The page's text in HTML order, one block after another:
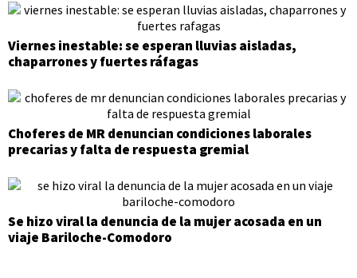
Viernes inestable: se esperan lluvias aisladas,
chaparrones y fuertes ráfagas
Choferes de MR denuncian condiciones laborales
precarias y falta de respuesta gremial
Se hizo viral la denuncia de la mujer acosada en un
viaje Bariloche-Comodoro